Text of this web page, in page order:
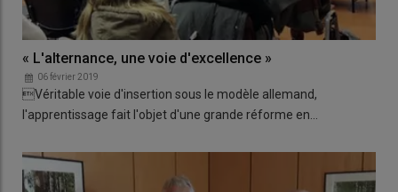
« L'alternance, une voie d'excellence »
06 février 2019
Véritable voie d'insertion sous le modèle allemand,
l'apprentissage fait l'objet d'une grande réforme en…